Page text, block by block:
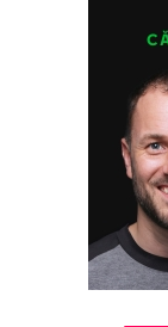
Evenimentele
interzise:
Doi tineri din
motoare de